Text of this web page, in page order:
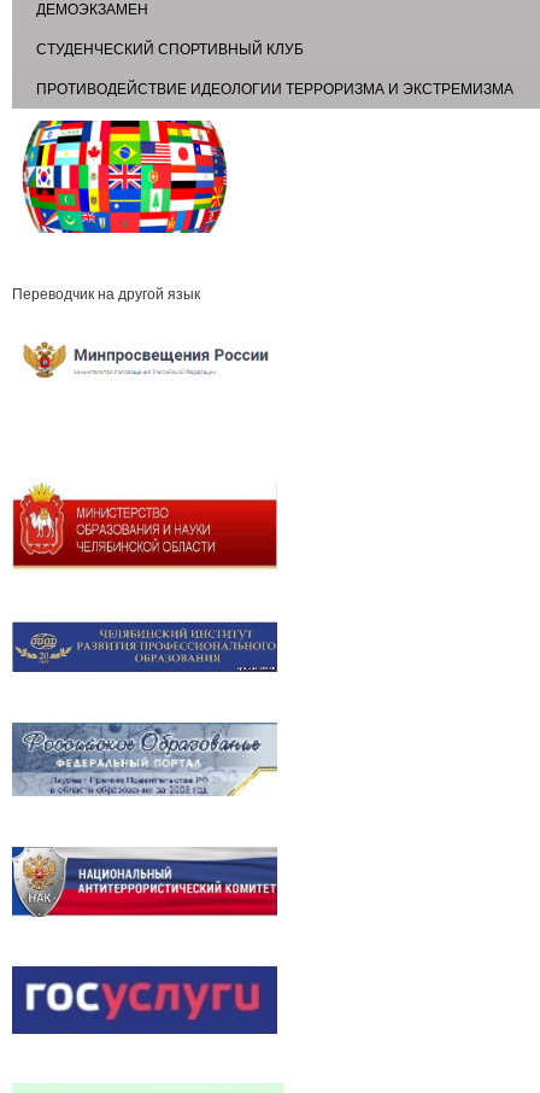
ДЕМОЭКЗАМЕН
СТУДЕНЧЕСКИЙ СПОРТИВНЫЙ КЛУБ
ПРОТИВОДЕЙСТВИЕ ИДЕОЛОГИИ ТЕРРОРИЗМА И ЭКСТРЕМИЗМА
Переводчик на другой язык